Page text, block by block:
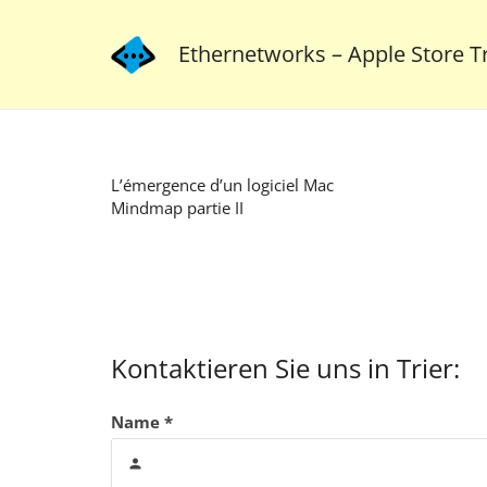
Ethernetworks – Apple Store
L’émergence d’un logiciel Mac
Mindmap partie II
Kontaktieren Sie uns in Trier:
Name *
person